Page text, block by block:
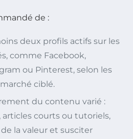
de :
deux profils actifs sur les
comme Facebook,
ou Pinterest, selon les
ciblé.
du contenu varié :
articles courts ou tutoriels,
la valeur et susciter